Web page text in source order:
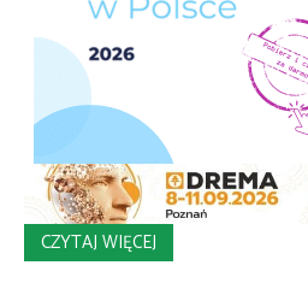
CZYTAJ WIĘCEJ